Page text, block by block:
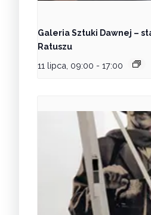
Galeria Sztuki Dawnej –
Ratuszu
11 lipca, 09:00 - 17:00